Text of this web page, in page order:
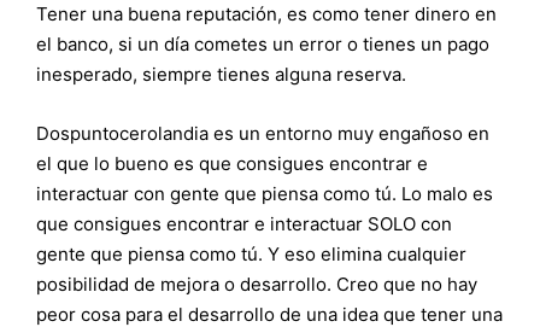
Tener una buena reputación, es como tener dinero en
el banco, si un día cometes un error o tienes un pago
inesperado, siempre tienes alguna reserva.
Dospuntocerolandia es un entorno muy engañoso en
el que lo bueno es que consigues encontrar e
interactuar con gente que piensa como tú. Lo malo es
que consigues encontrar e interactuar SOLO con
gente que piensa como tú. Y eso elimina cualquier
posibilidad de mejora o desarrollo. Creo que no hay
peor cosa para el desarrollo de una idea que tener una